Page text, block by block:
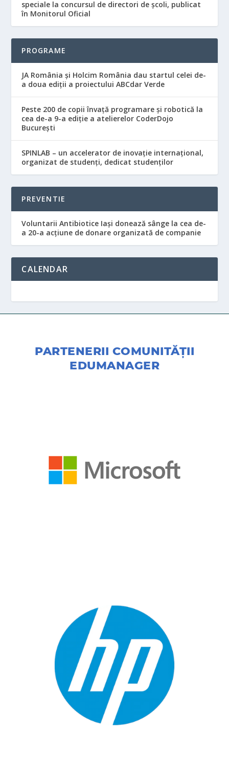
speciale la concursul de directori de şcoli, publicat
în Monitorul Oficial
PROGRAME
JA România și Holcim România dau startul celei de-
a doua ediții a proiectului ABCdar Verde
Peste 200 de copii învață programare și robotică la
cea de-a 9-a ediție a atelierelor CoderDojo
București
SPINLAB – un accelerator de inovație internațional,
organizat de studenți, dedicat studenților
PREVENTIE
Voluntarii Antibiotice Iași donează sânge la cea de-
a 20-a acțiune de donare organizată de companie
CALENDAR
PARTENERII COMUNITĂŢII
EDUMANAGER